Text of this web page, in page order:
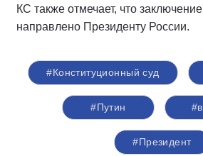
КС также отмечает, что
направлено Президенту России.
#Конституционный суд
#Путин
#Президент